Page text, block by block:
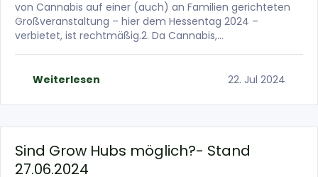
von Cannabis auf einer (auch) an Familien gerichteten
Großveranstaltung – hier dem Hessentag 2024 –
verbietet, ist rechtmäßig.2. Da Cannabis,…
Weiterlesen 22. Jul 2024
Sind Grow Hubs möglich?- Stand
27.06.2024